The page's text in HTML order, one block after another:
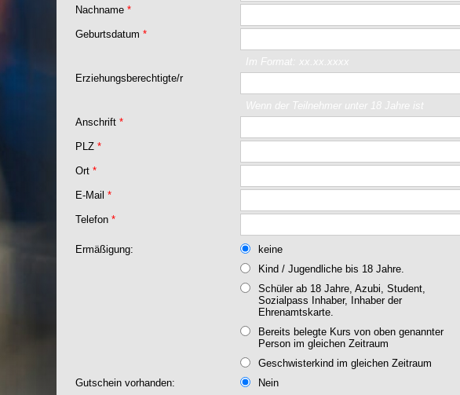
Nachname *
Geburtsdatum *
Im Format: xx.xx.xxxx
Erziehungsberechtigte/r
Wenn der Teilnehmer unter 18 Jahre ist
Anschrift *
PLZ *
Ort *
E-Mail *
Telefon *
Ermäßigung:
keine
Kind / Jugendliche bis 18 Jahre.
Schüler ab 18 Jahre, Azubi, Student,
Sozialpass Inhaber, Inhaber der
Ehrenamtskarte.
Bereits belegte Kurs von oben genannter
Person im gleichen Zeitraum
Geschwisterkind im gleichen Zeitraum
Gutschein vorhanden:
Nein